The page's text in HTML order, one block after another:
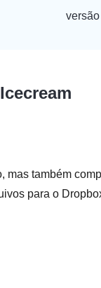
mas também
para o